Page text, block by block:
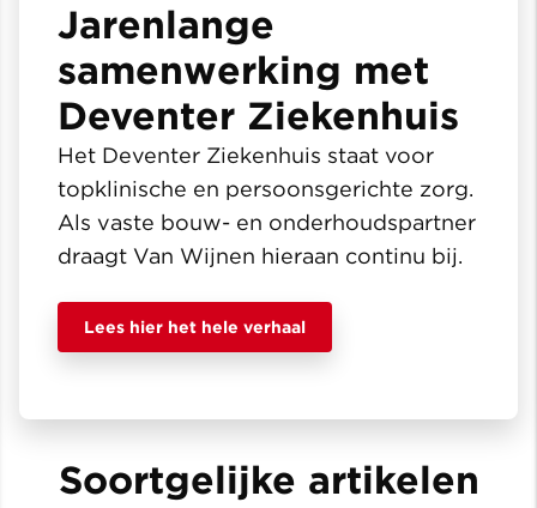
Jarenlange
samenwerking met
Deventer Ziekenhuis
Het Deventer Ziekenhuis staat voor
topklinische en persoonsgerichte zorg.
Als vaste bouw- en onderhoudspartner
draagt Van Wijnen hieraan continu bij.
Lees hier het hele verhaal
Soortgelijke artikelen